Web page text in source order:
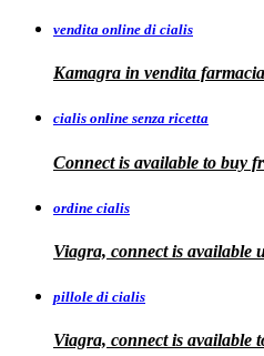
vendita online di cialis
Kamagra in vendita
cialis online senza ricetta
Connect is available to buy
ordine cialis
Viagra, connect is available
pillole di cialis
Viagra, connect is available